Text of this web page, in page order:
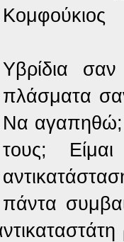
Κομφούκιος
Υβρίδια
πλάσματα
Να αγαπηθώ;
τους;
πάντα